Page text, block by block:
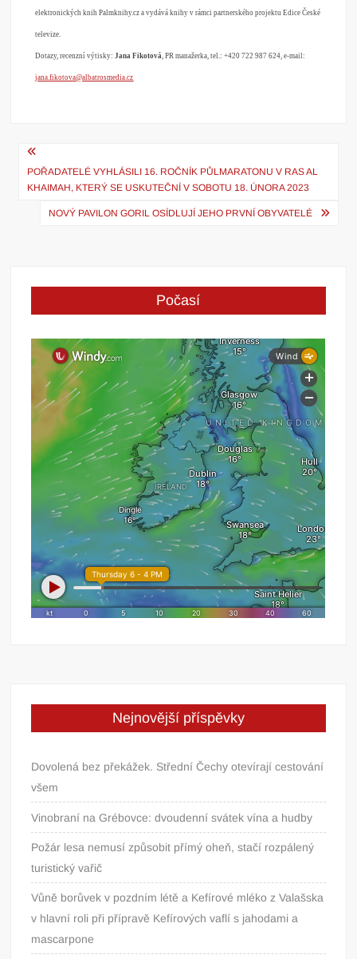
elektronických knih Palmknihy.cz a vydává knihy v rámci partnerského projektu Edice České
televize.
Dotazy, recenzní výtisky:Jana Fikotová, PR manažerka, tel.: +420 722 987 624, e-mail:
jana.fikotova@albatrosmedia.cz
Navigace
pro
příspěvek
POŘADATELÉ VYHLÁSILI 16. ROČNÍK PŮLMARATONU V RAS AL
KHAIMAH, KTERÝ SE USKUTEČNÍ V SOBOTU 18. ÚNORA 2023
NOVÝ PAVILON GORIL OSÍDLUJÍ JEHO PRVNÍ OBYVATELÉ
Počasí
Nejnovější příspěvky
Dovolená bez překážek. Střední Čechy otevírají cestování
všem
Vinobraní na Grébovce: dvoudenní svátek vína a hudby
Požár lesa nemusí způsobit přímý oheň, stačí rozpálený
turistický vařič
Vůně borůvek v pozdním létě a Kefírové mléko z Valašska
v hlavní roli při přípravě Kefírových vaflí s jahodami a
mascarpone